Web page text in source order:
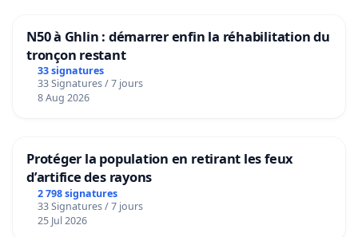
N50 à Ghlin : démarrer enfin la réhabilitation du
tronçon restant
33 signatures
33 Signatures / 7 jours
8 Aug 2026
Protéger la population en retirant les feux
d’artifice des rayons
2 798 signatures
33 Signatures / 7 jours
25 Jul 2026